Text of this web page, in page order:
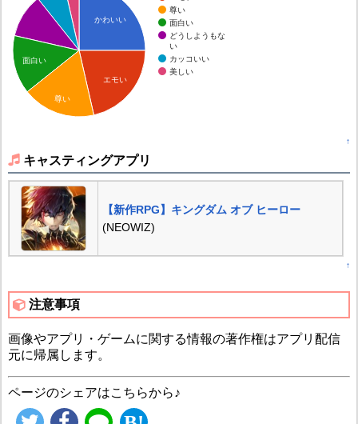
尊い
面白い
どうしようもな
い
カッコいい
美しい
かわいい
エモい
面白い
尊い
↑
キャスティングアプリ
【新作RPG】キングダム オブ ヒーロー
(NEOWIZ)
↑
注意事項
画像やアプリ・ゲームに関する情報の著作権はアプリ配信
元に帰属します。
ページのシェアはこちらから♪